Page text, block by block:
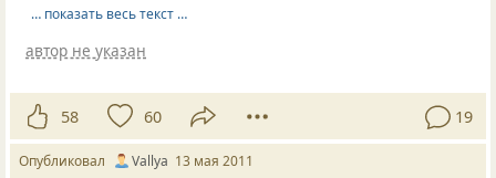
… показать весь текст …
автор не указан
58 60 19
Опубликовал Vallya 13 мая 2011